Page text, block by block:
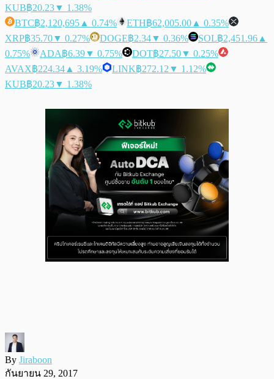
KUB฿20.23▼ 1.38%
BTC฿2,120,695 ▲ 0.74% ETH฿62,005.00 ▲ 0.35%
XRP฿35.70▼ 0.27% DOGE฿2.34▼ 0.36% SOL฿2,451.96 ▲
0.75%
ADA฿6.39▼ 0.75% DOT฿27.50▼ 0.25%
AVAX฿224.34 ▲ 3.19% LINK฿272.12 ▼ 1.12%
KUB฿20.23▼ 1.38%
By Jiraboon
กันยายน 29, 2017